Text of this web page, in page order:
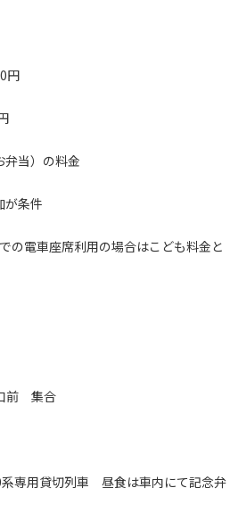
当）の料金
条件
電車座席利用の場合はこども料金と
前 集合
貸切列車 昼食は車内にて記念弁